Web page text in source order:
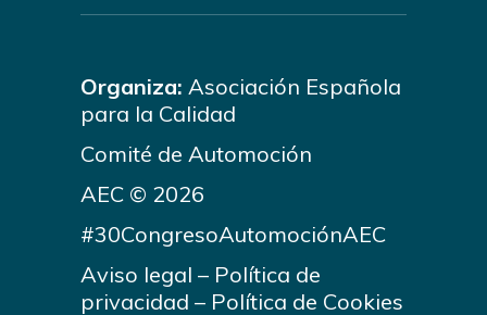
Organiza: Asociación Española
para la Calidad
Comité de Automoción
AEC © 2026
#30CongresoAutomociónAEC
Aviso legal – Política de
privacidad – Política de Cookies